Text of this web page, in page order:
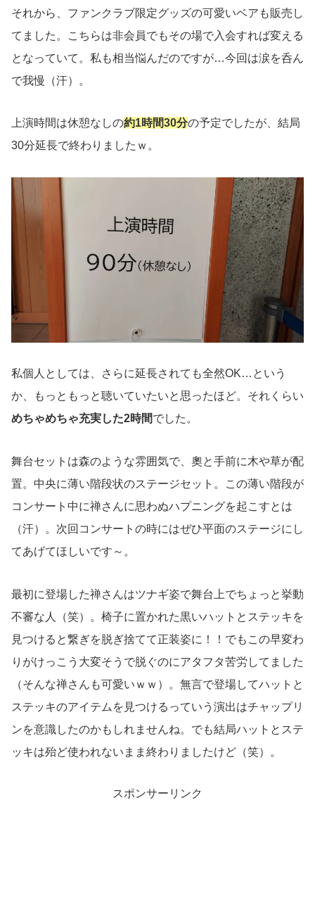
それから、ファンクラブ限定グッズの可愛いベアも販売し
てました。こちらは非会員でもその場で入会すれば変える
となっていて。私も相当悩んだのですが…今回は涙を呑ん
で我慢（汗）。
上演時間は休憩なしの約1時間30分の予定でしたが、結局
30分延長で終わりましたｗ。
私個人としては、さらに延長されても全然OK…という
か、もっともっと聴いていたいと思ったほど。それくらい
めちゃめちゃ充実した2時間でした。
舞台セットは森のような雰囲気で、奧と手前に木や草が配
置。中央に薄い階段状のステージセット。この薄い階段が
コンサート中に禅さんに思わぬハプニングを起こすとは
（汗）。次回コンサートの時にはぜひ平面のステージにし
てあげてほしいです～。
最初に登場した禅さんはツナギ姿で舞台上でちょっと挙動
不審な人（笑）。椅子に置かれた黒いハットとステッキを
見つけると繋ぎを脱ぎ捨てて正装姿に！！でもこの早変わ
りがけっこう大変そうで脱ぐのにアタフタ苦労してました
（そんな禅さんも可愛いｗｗ）。無言で登場してハットと
ステッキのアイテムを見つけるっていう演出はチャップリ
ンを意識したのかもしれませんね。でも結局ハットとステ
ッキは殆ど使われないまま終わりましたけど（笑）。
スポンサーリンク